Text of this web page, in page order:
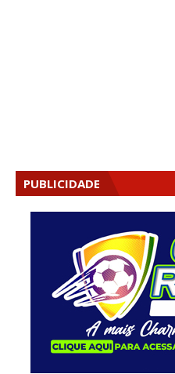
PUBLICIDADE